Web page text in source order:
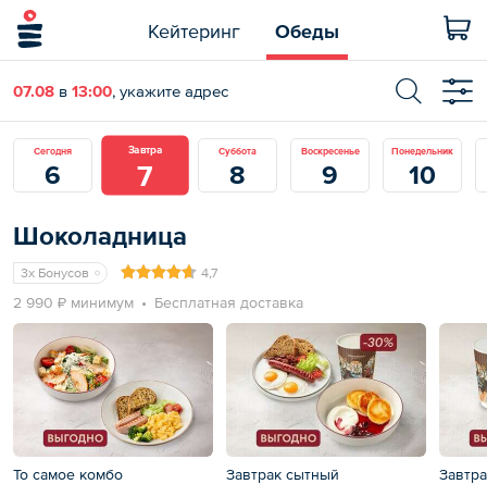
Кейтеринг Обеды
07.08 в 13:00, укажите адрес
Сегодня
6
Завтра
7
Суббота
8
Воскресенье
9
Понедельник
10
Шоколадница
3x Бонусов 4,7
2 990 ₽ минимум Бесплатная доставка
То самое комбо
Завтрак сытный